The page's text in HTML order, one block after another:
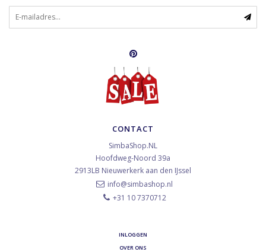
CONTACT
SimbaShop.NL
Hoofdweg-Noord 39a
2913LB Nieuwerkerk aan den IJssel
info@simbashop.nl
+31 10 7370712
INLOGGEN
OVER ONS